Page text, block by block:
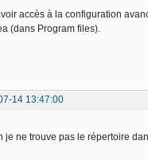
accès à la configuration
(dans Program files).
14 13:47:00
je ne trouve pas le répertoire